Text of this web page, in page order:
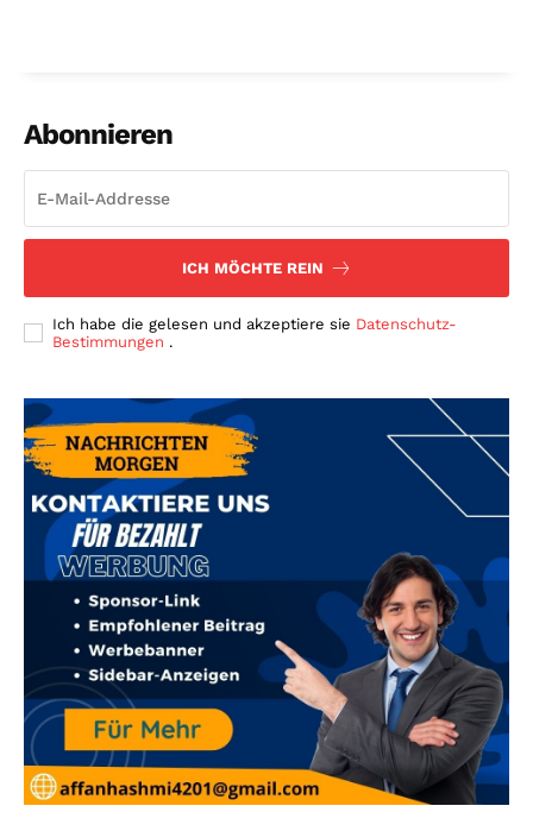
Abonnieren
ICH MÖCHTE REIN
Ich habe die gelesen und akzeptiere sie Datenschutz-
Bestimmungen .